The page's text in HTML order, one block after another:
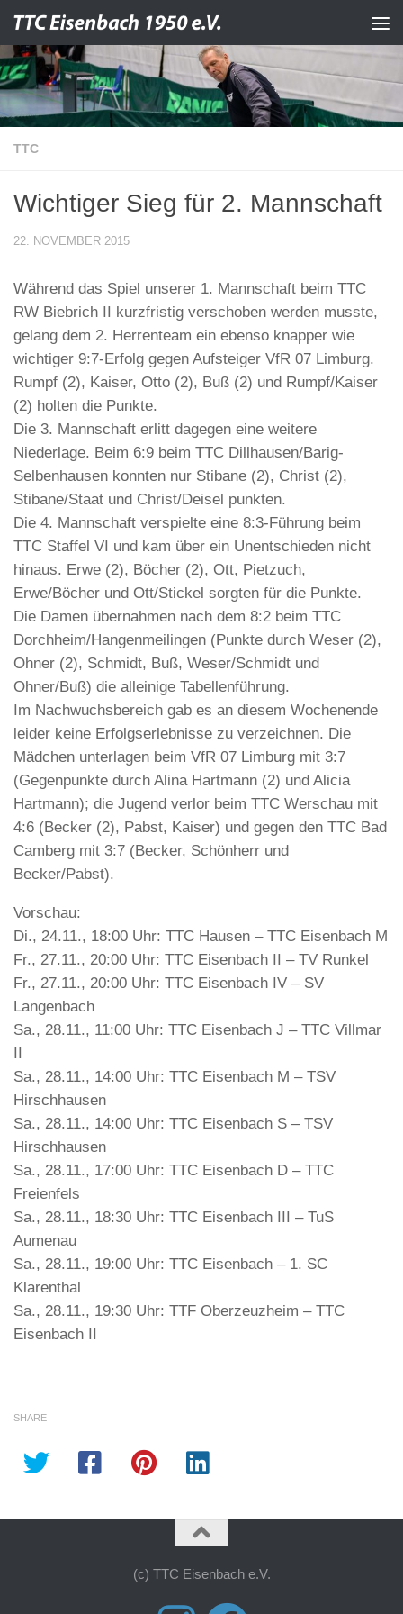
Zum Inhalt springen
TTC
Wichtiger Sieg für 2. Mannschaft
22. NOVEMBER 2015
Während das Spiel unserer 1. Mannschaft beim TTC
RW Biebrich II kurzfristig verschoben werden musste,
gelang dem 2. Herrenteam ein ebenso knapper wie
wichtiger 9:7-Erfolg gegen Aufsteiger VfR 07 Limburg.
Rumpf (2), Kaiser, Otto (2), Buß (2) und Rumpf/Kaiser
(2) holten die Punkte.
Die 3. Mannschaft erlitt dagegen eine weitere
Niederlage. Beim 6:9 beim TTC Dillhausen/Barig-
Selbenhausen konnten nur Stibane (2), Christ (2),
Stibane/Staat und Christ/Deisel punkten.
Die 4. Mannschaft verspielte eine 8:3-Führung beim
TTC Staffel VI und kam über ein Unentschieden nicht
hinaus. Erwe (2), Böcher (2), Ott, Pietzuch,
Erwe/Böcher und Ott/Stickel sorgten für die Punkte.
Die Damen übernahmen nach dem 8:2 beim TTC
Dorchheim/Hangenmeilingen (Punkte durch Weser (2),
Ohner (2), Schmidt, Buß, Weser/Schmidt und
Ohner/Buß) die alleinige Tabellenführung.
Im Nachwuchsbereich gab es an diesem Wochenende
leider keine Erfolgserlebnisse zu verzeichnen. Die
Mädchen unterlagen beim VfR 07 Limburg mit 3:7
(Gegenpunkte durch Alina Hartmann (2) und Alicia
Hartmann); die Jugend verlor beim TTC Werschau mit
4:6 (Becker (2), Pabst, Kaiser) und gegen den TTC Bad
Camberg mit 3:7 (Becker, Schönherr und
Becker/Pabst).
Vorschau:
Di., 24.11., 18:00 Uhr: TTC Hausen – TTC Eisenbach M
Fr., 27.11., 20:00 Uhr: TTC Eisenbach II – TV Runkel
Fr., 27.11., 20:00 Uhr: TTC Eisenbach IV – SV
Langenbach
Sa., 28.11., 11:00 Uhr: TTC Eisenbach J – TTC Villmar
II
Sa., 28.11., 14:00 Uhr: TTC Eisenbach M – TSV
Hirschhausen
Sa., 28.11., 14:00 Uhr: TTC Eisenbach S – TSV
Hirschhausen
Sa., 28.11., 17:00 Uhr: TTC Eisenbach D – TTC
Freienfels
Sa., 28.11., 18:30 Uhr: TTC Eisenbach III – TuS
Aumenau
Sa., 28.11., 19:00 Uhr: TTC Eisenbach – 1. SC
Klarenthal
Sa., 28.11., 19:30 Uhr: TTF Oberzeuzheim – TTC
Eisenbach II
SHARE
(c) TTC Eisenbach e.V.